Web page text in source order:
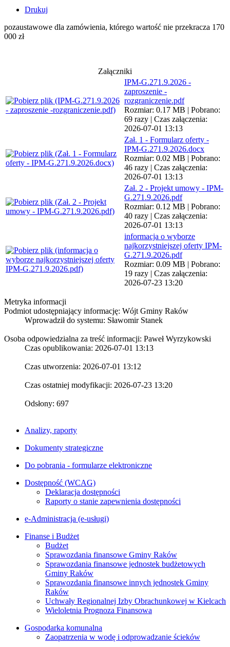
Drukuj
pozaustawowe dla zamówienia, którego wartość nie przekracza 170
000 zł
Załączniki
IPM-G.271.9.2026 -
zaproszenie -
rozgraniczenie.pdf
Rozmiar: 0.17 MB | Pobrano:
69 razy | Czas załączenia:
2026-07-01 13:13
Zał. 1 - Formularz oferty -
IPM-G.271.9.2026.docx
Rozmiar: 0.02 MB | Pobrano:
46 razy | Czas załączenia:
2026-07-01 13:13
Zał. 2 - Projekt umowy - IPM-
G.271.9.2026.pdf
Rozmiar: 0.12 MB | Pobrano:
40 razy | Czas załączenia:
2026-07-01 13:13
informacja o wyborze
najkorzystniejszej oferty IPM-
G.271.9.2026.pdf
Rozmiar: 0.09 MB | Pobrano:
19 razy | Czas załączenia:
2026-07-23 13:20
Metryka informacji
Podmiot udostępniający informację: Wójt Gminy Raków
Wprowadził do systemu: Sławomir Stanek
Osoba odpowiedzialna za treść informacji: Paweł Wyrzykowski
Czas opublikowania: 2026-07-01 13:13
Czas utworzenia: 2026-07-01 13:12
Czas ostatniej modyfikacji: 2026-07-23 13:20
Odsłony: 697
Analizy, raporty
Dokumenty strategiczne
Do pobrania - formularze elektroniczne
Dostępność (WCAG)
Deklaracja dostępności
Raporty o stanie zapewnienia dostępności
e-Administracja (e-usługi)
Finanse i Budżet
Budżet
Sprawozdania finansowe Gminy Raków
Sprawozdania finansowe jednostek budżetowych
Gminy Raków
Sprawozdania finansowe innych jednostek Gminy
Raków
Uchwały Regionalnej Izby Obrachunkowej w Kielcach
Wieloletnia Prognoza Finansowa
Gospodarka komunalna
Zaopatrzenia w wodę i odprowadzanie ścieków